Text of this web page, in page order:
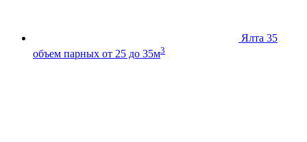
Ялта 35
объем парных от 25 до 35м3